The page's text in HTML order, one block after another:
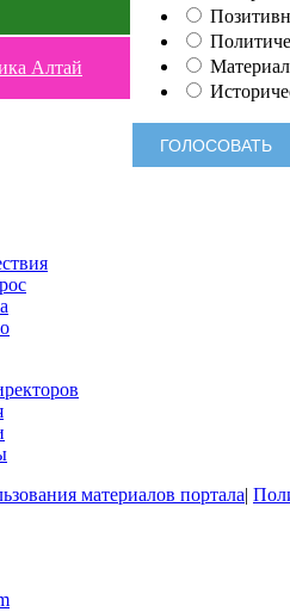
Алтай
материалов портала|